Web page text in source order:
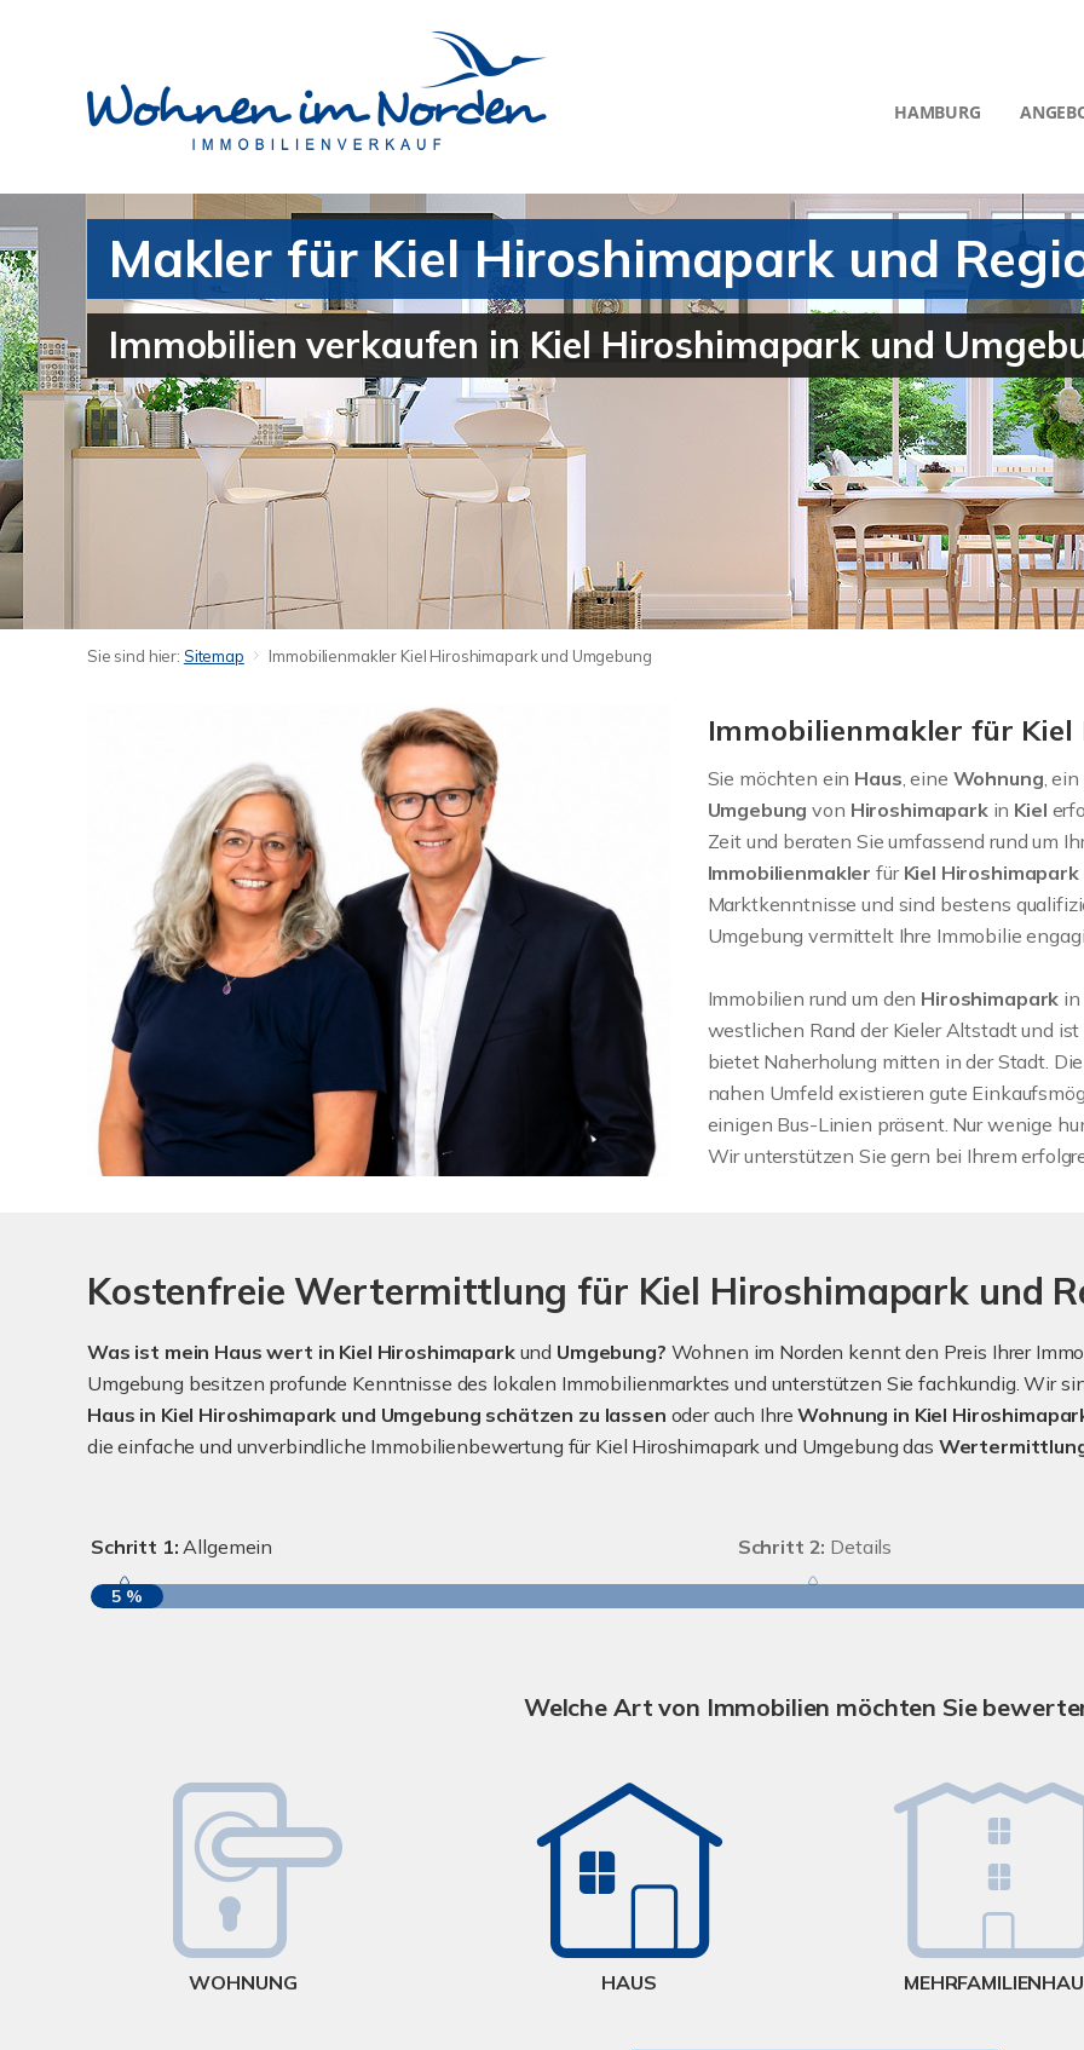
HAMBURG
Makler für Kiel Hiroshimapark und
Immobilien verkaufen in Kiel Hiroshimapark und
Sie sind hier: Sitemap Immobilienmakler Kiel Hiroshimapark und Umgebung
Immobilienmakler für
Sie möchten ein Haus, eine Wohnung, ein
Umgebungvon Hiroshimapark in Kiel
Zeit und beraten Sie umfassend rund um
Immobilienmaklerfür Kiel Hiroshimapark
Marktkenntnisse und sind bestens
Umgebung vermittelt Ihre Immobilie
Immobilien rund um den Hiroshimapark in
westlichen Rand der Kieler Altstadt und
bietet Naherholung mitten in der Stadt.
nahen Umfeld existieren gute
einigen Bus-Linien präsent. Nur wenige
Wir unterstützen Sie gern bei Ihrem
Kostenfreie Wertermittlung für Kiel Hiroshimapark und
Was ist mein Haus wert in Kiel Hiroshimapark und Umgebung? Wohnen im Norden kennt den Preis Ihrer
Umgebung besitzen profunde Kenntnisse des lokalen Immobilienmarktes und unterstützen Sie fachkundig. Wir
Haus in Kiel Hiroshimapark und Umgebung schätzen zu lassen oder auch IhreWohnung in Kiel
die einfache und unverbindliche Immobilienbewertung für Kiel Hiroshimapark und Umgebung das
Schritt 1: Allgemein Schritt 2: Details
5 %
Welche Art von Immobilien möchten Sie
WOHNUNG HAUS